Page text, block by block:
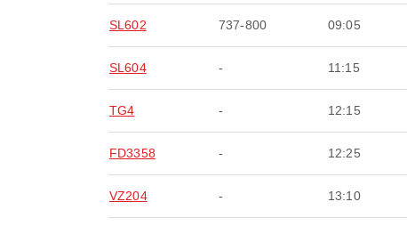
SL602 737-800 09:05
SL604 - 11:15
TG4 - 12:15
FD3358 - 12:25
VZ204 - 13:10